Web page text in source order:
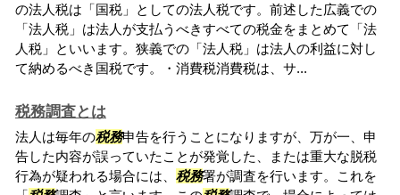
の法人税は「国税」としての法人税です。前述した広義での
「法人税」は法人が支払うべきすべての税金をまとめて「法
人税」といいます。狭義での「法人税」は法人の利益に対し
て納めるべき国税です。・消費税消費税は、サ...
税務調査とは
法人は毎年の税務申告を行うことになりますが、万が一、申
告した内容が誤っていたことが発覚した、または重大な脱税
行為が疑われる場合には、 税務署が調査を行います。これを